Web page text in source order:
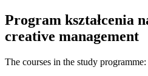
Program kształcenia
creative management
The courses in the study programme: